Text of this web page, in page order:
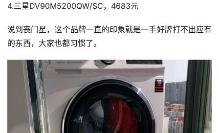
4.三星DV90M5200QW/SC，4683元
说到丧门星，这个品牌一直的印象就是一手好牌打不出应有
的东西，大家也都习惯了。